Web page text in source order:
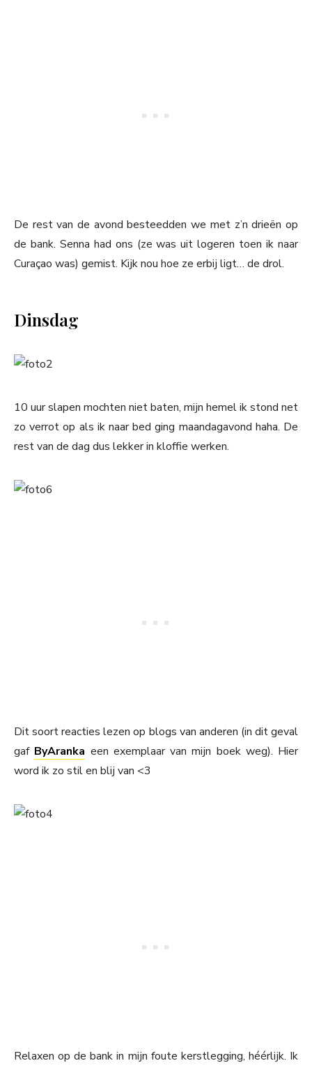
De rest van de avond besteedden we met z’n drieën op
de bank. Senna had ons (ze was uit logeren toen ik naar
Curaçao was) gemist. Kijk nou hoe ze erbij ligt… de drol.
Dinsdag
10 uur slapen mochten niet baten, mijn hemel ik stond net
zo verrot op als ik naar bed ging maandagavond haha. De
rest van de dag dus lekker in kloffie werken.
Dit soort reacties lezen op blogs van anderen (in dit geval
gaf ByAranka een exemplaar van mijn boek weg). Hier
word ik zo stil en blij van <3
Relaxen op de bank in mijn foute kerstlegging, héérlijk. Ik